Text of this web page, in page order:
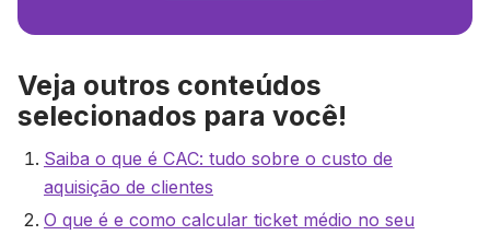
Veja outros conteúdos
selecionados para você!
Saiba o que é CAC: tudo sobre o custo de
aquisição de clientes
O que é e como calcular ticket médio no seu